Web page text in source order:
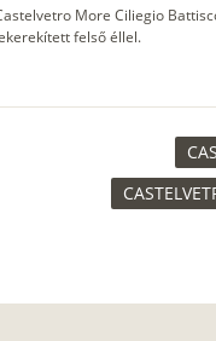
More Ciliegio
felső éllel.